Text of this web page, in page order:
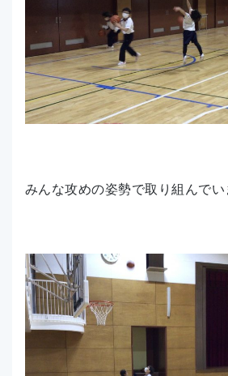
みんな攻めの姿勢で取り組んでい